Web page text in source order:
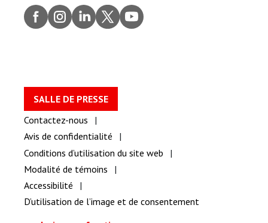
Faceb
ook
Insta
gram
Linke
dIn
Twitt
er
youtu
be
SALLE DE PRESSE
Contactez-nous
Avis de confidentialité
Conditions d’utilisation du site web
Modalité de témoins
Accessibilité
D’utilisation de l’image et de consentement